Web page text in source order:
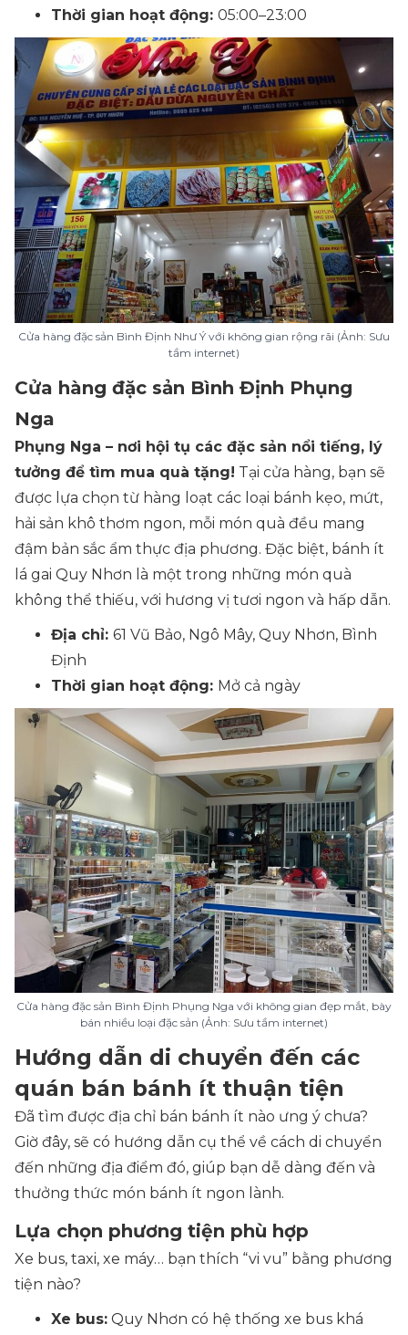
Thời gian hoạt động: 05:00–23:00
Cửa hàng đặc sản Bình Định Như Ý với không gian rộng rãi (Ảnh: Sưu
tầm internet)
Cửa hàng đặc sản Bình Định Phụng
Nga
Phụng Nga – nơi hội tụ các đặc sản nổi tiếng, lý
tưởng để tìm mua quà tặng! Tại cửa hàng, bạn sẽ
được lựa chọn từ hàng loạt các loại bánh kẹo, mứt,
hải sản khô thơm ngon, mỗi món quà đều mang
đậm bản sắc ẩm thực địa phương. Đặc biệt, bánh ít
lá gai Quy Nhơn là một trong những món quà
không thể thiếu, với hương vị tươi ngon và hấp dẫn.
Địa chỉ: 61 Vũ Bảo, Ngô Mây, Quy Nhơn, Bình
Định
Thời gian hoạt động: Mở cả ngày
Cửa hàng đặc sản Bình Định Phụng Nga với không gian đẹp mắt, bày
bán nhiều loại đặc sản (Ảnh: Sưu tầm internet)
Hướng dẫn di chuyển đến các
quán bán bánh ít thuận tiện
Đã tìm được địa chỉ bán bánh ít nào ưng ý chưa?
Giờ đây, sẽ có hướng dẫn cụ thể về cách di chuyển
đến những địa điểm đó, giúp bạn dễ dàng đến và
thưởng thức món bánh ít ngon lành.
Lựa chọn phương tiện phù hợp
Xe bus, taxi, xe máy… bạn thích “vi vu” bằng phương
tiện nào?
Xe bus: Quy Nhơn có hệ thống xe bus khá